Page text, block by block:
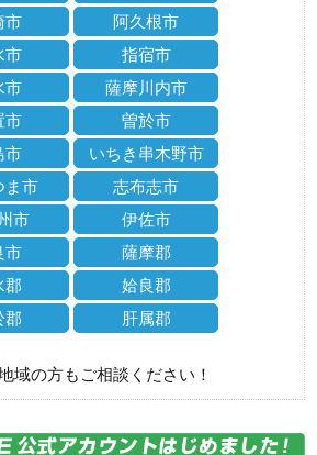
市
阿久根市
市
指宿市
市
薩摩川内市
市
曽於市
市
いちき串木野市
ま市
志布志市
市
伊佐市
市
薩摩郡
郡
姶良郡
郡
肝属郡
域の方もご相談ください！